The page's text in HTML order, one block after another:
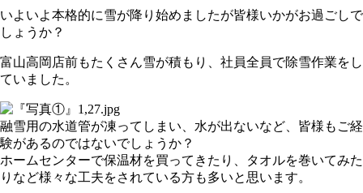
いよいよ本格的に雪が降り始めましたが皆様いかがお過ごしで
しょうか？
富山高岡店前もたくさん雪が積もり、社員全員で除雪作業をし
ていました。
融雪用の水道管が凍ってしまい、水が出ないなど、皆様もご経
験があるのではないでしょうか？
ホームセンターで保温材を買ってきたり、タオルを巻いてみた
りなど様々な工夫をされている方も多いと思います。